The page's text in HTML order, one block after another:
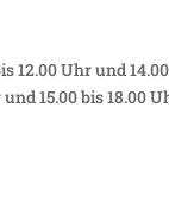
12.00 Uhr und
15.00 bis 18.00